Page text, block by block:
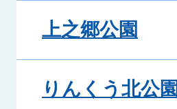
上之郷公園
りんくう北公園